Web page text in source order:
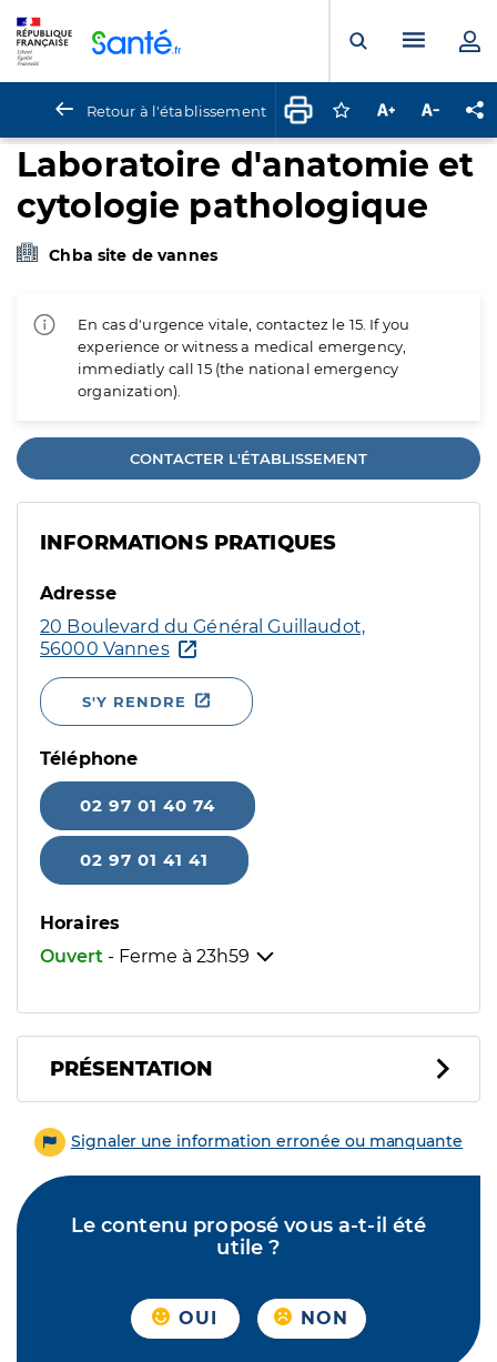
Ouvrir laMenu
Retour à l'établissement Connectez-vous
Augmenter la
Laboratoire d'anatomie et
cytologie pathologique
Chba site de vannes
En cas d'urgence vitale, contactez le 15. If you
experience or witness a medical emergency,
immediatly call 15 (the national emergency
organization).
CONTACTER L'ÉTABLISSEMENT
INFORMATIONS PRATIQUES
Adresse
20 Boulevard du Général Guillaudot,
56000 Vannes
S'Y RENDRE
Téléphone
02 97 01 40 74
02 97 01 41 41
Horaires
Ouvert - Ferme à 23h59
PRÉSENTATION
Signaler une information erronée ou manquante
Le contenu proposé vous a-t-il été
utile ?
OUI NON